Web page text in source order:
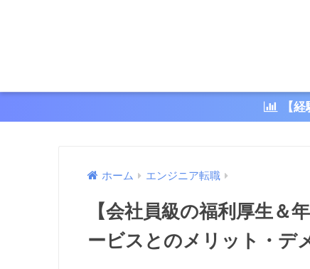
【
ホーム エンジニア転職
【会社員級の福利厚生＆
ービスとのメリット・デ